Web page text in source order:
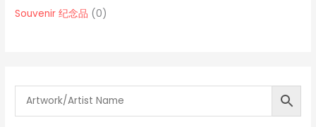
p
u
c
p
u
c
Souvenir 纪念品 0o
t
s